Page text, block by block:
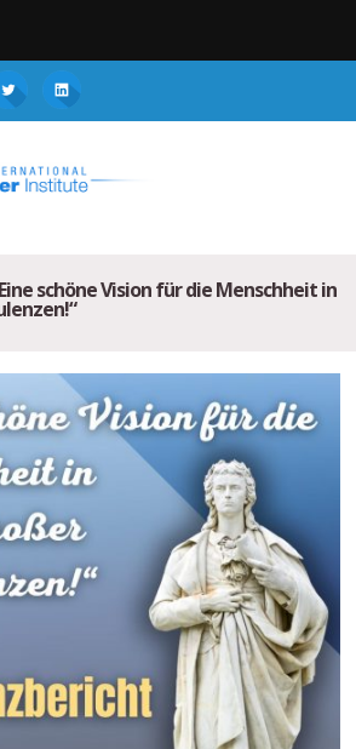
schöne Vision für die Menschheit in